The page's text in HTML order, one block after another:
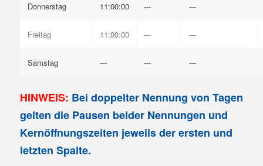
Donnerstag 11:00:00 --- ---
Freitag 11:00:00 --- ---
Samstag --- --- ---
HINWEIS: Bei doppelter Nennung von Tagen
gelten die Pausen beider Nennungen und
Kernöffnungszeiten jeweils der ersten und
letzten Spalte.